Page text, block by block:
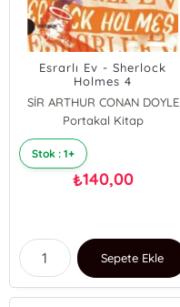
Esrarlı Ev - Sherlock
Holmes 4
SİR ARTHUR CONAN DOYLE
Portakal Kitap
Stok : 1+
₺140,00
Sepete Ekle